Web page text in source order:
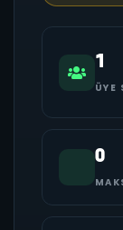
1
ÜYE
0